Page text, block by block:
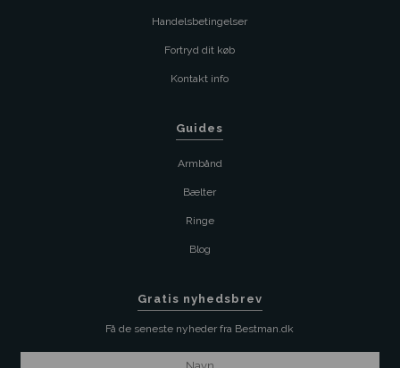
Handelsbetingelser
Fortryd dit køb
Kontakt info
Guides
Armbånd
Bælter
Ringe
Blog
Gratis nyhedsbrev
Få de seneste nyheder fra Bestman.dk